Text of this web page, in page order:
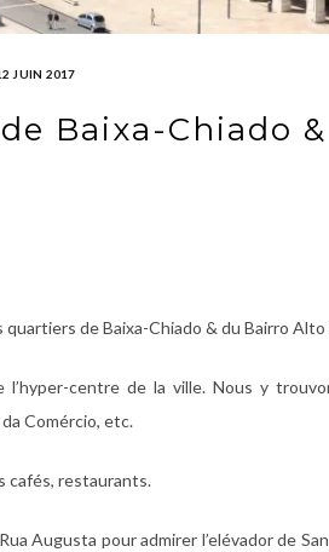
JUIN 2017
Baixa-Chiado &
de Baixa-Chiado & du Bairro Alto
l’hyper-centre de la ville. Nous y
Comércio, etc.
cafés, restaurants.
Augusta pour admirer l’elévador de